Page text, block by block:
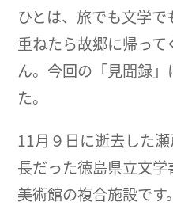
ひとは、旅でも文学
重ねたら故郷に帰っ
ん。今回の「見聞録
た。
11月９日に逝去した
長だった徳島県立文
美術館の複合施設で